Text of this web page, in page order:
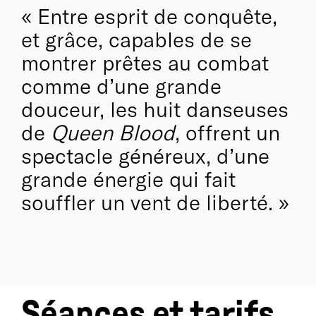
spirit, au passage de l'intime à l'émancipation, avec
Queen Blood
. Ousmane Sy poursuit par le geste
chorégraphique une recherche esthétique influencée
autant par le corps de ballet, que l'esprit freestyle du
hip hop ou les combinaisons tactiques du sport à
onze, traversé par la conviction que l'identité
s'accomplit au service de l'entité.
Entre esprit de conquête,
et grâce, capables de se
montrer prêtes au combat
comme d’une grande
douceur, les huit danseuses
de Queen Blood, offrent un
spectacle généreux, d’une
grande énergie qui fait
souffler un vent de liberté.